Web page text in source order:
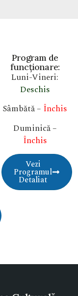
Program de
funcționare:
Luni-Vineri:
Deschis
Sâmbătă – Închis
Duminică –
Închis
Vezi
Programul
Detaliat